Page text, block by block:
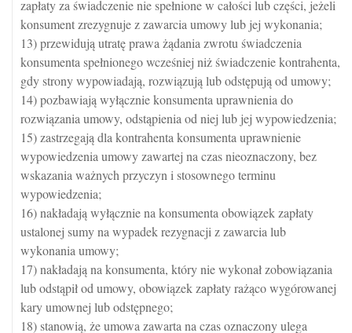
zapłaty za świadczenie nie spełnione w całości lub części, jeżeli
konsument zrezygnuje z zawarcia umowy lub jej wykonania;
13) przewidują utratę prawa żądania zwrotu świadczenia
konsumenta spełnionego wcześniej niż świadczenie kontrahenta,
gdy strony wypowiadają, rozwiązują lub odstępują od umowy;
14) pozbawiają wyłącznie konsumenta uprawnienia do
rozwiązania umowy, odstąpienia od niej lub jej wypowiedzenia;
15) zastrzegają dla kontrahenta konsumenta uprawnienie
wypowiedzenia umowy zawartej na czas nieoznaczony, bez
wskazania ważnych przyczyn i stosownego terminu
wypowiedzenia;
16) nakładają wyłącznie na konsumenta obowiązek zapłaty
ustalonej sumy na wypadek rezygnacji z zawarcia lub
wykonania umowy;
17) nakładają na konsumenta, który nie wykonał zobowiązania
lub odstąpił od umowy, obowiązek zapłaty rażąco wygórowanej
kary umownej lub odstępnego;
18) stanowią, że umowa zawarta na czas oznaczony ulega